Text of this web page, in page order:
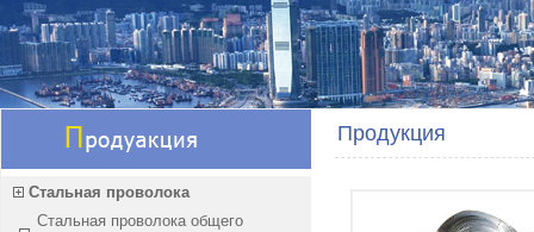
Стальная проволока
Стальная проволока общего
Продукция